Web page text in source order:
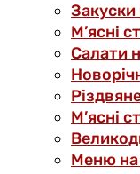
Закуски
М’ясні
Салати
М’ясні
Меню